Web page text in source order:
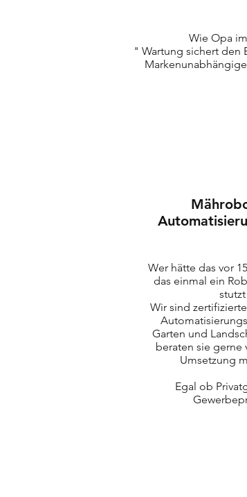
Wie Opa
" Wartung sichert den
Wer hätte das vor
das einmal ein
stutzt
Wir sind
Garten und
beraten sie gerne
Umsetzung
Egal ob